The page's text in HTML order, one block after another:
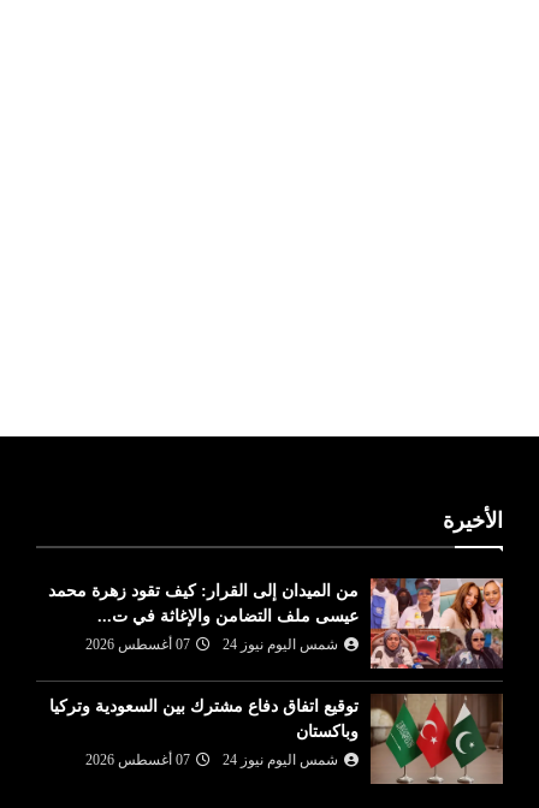
الأخيرة
من الميدان إلى القرار: كيف تقود زهرة محمد
عيسى ملف التضامن والإغاثة في ت...
شمس اليوم نيوز 24 07 أغسطس 2026
توقيع اتفاق دفاع مشترك بين السعودية وتركيا
وباكستان
شمس اليوم نيوز 24 07 أغسطس 2026